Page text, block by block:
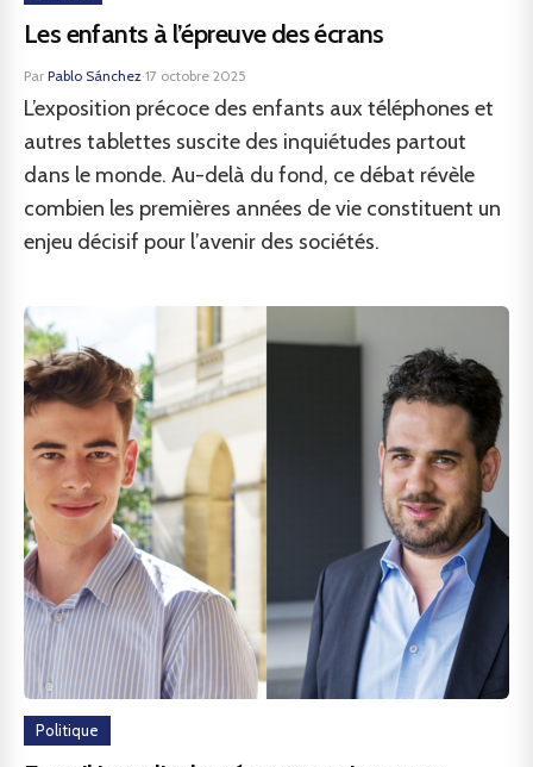
Les enfants à l’épreuve des écrans
Par Pablo Sánchez·17 octobre 2025
L’exposition précoce des enfants aux téléphones et
autres tablettes suscite des inquiétudes partout
dans le monde. Au-delà du fond, ce débat révèle
combien les premières années de vie constituent un
enjeu décisif pour l’avenir des sociétés.
Politique